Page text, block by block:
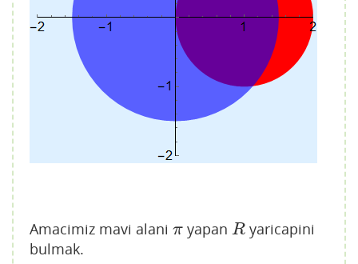
Amacimiz mavi alani π
πyapan R
R yaricapini
bulmak.